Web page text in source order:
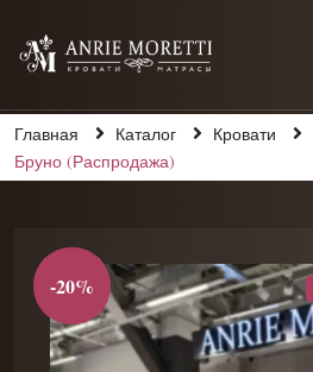
Главная Каталог Кровати
Бруно (Распродажа)
-20%